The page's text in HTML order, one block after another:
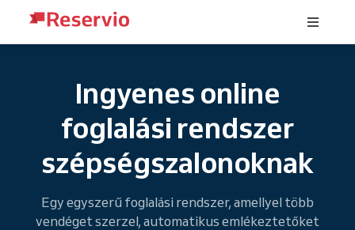
Ingyenes online
foglalási rendszer
szépségszalonoknak
Egy egyszerű foglalási rendszer, amellyel több
vendéget szerzel, automatikus emlékeztetőket